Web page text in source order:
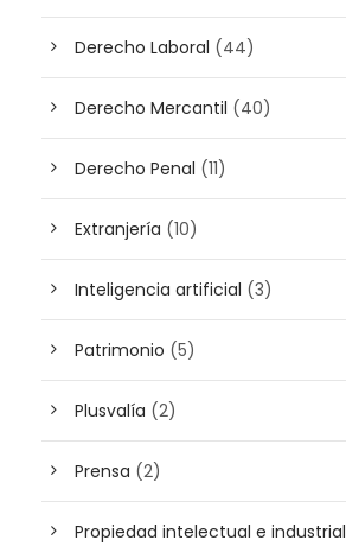
Derecho Laboral (44)
Derecho Mercantil (40)
Derecho Penal (11)
Extranjería (10)
Inteligencia artificial (3)
Patrimonio (5)
Plusvalía (2)
Prensa (2)
Propiedad intelectual e industrial